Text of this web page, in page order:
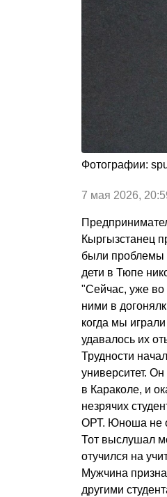
Фотографии:
7 мая 2026,
Кыргызстанец
были проблемы
дети в Тюпе
"Сейчас, уже во
ними в
когда мы
удавалось их
Трудности
университет.
в Караколе, и
незрячих
ОРТ. Юноша не
Тот выслушал
отучился на
Мужчина
другими